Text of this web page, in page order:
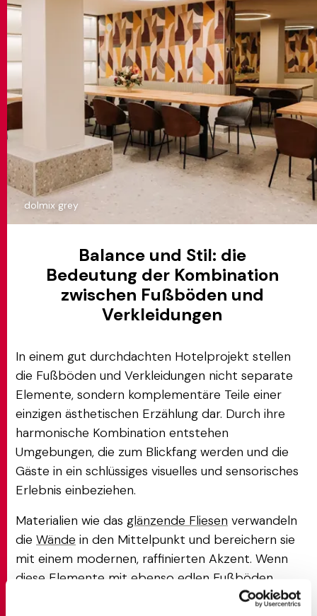
dolmix grey
Balance und Stil: die
Bedeutung der Kombination
zwischen Fußböden und
Verkleidungen
In einem gut durchdachten Hotelprojekt stellen
die Fußböden und Verkleidungen nicht separate
Elemente, sondern komplementäre Teile einer
einzigen ästhetischen Erzählung dar. Durch ihre
harmonische Kombination entstehen
Umgebungen, die zum Blickfang werden und die
Gäste in ein schlüssiges visuelles und sensorisches
Erlebnis einbeziehen.
Materialien wie das glänzende Fliesen verwandeln
die Wände in den Mittelpunkt und bereichern sie
mit einem modernen, raffinierten Akzent. Wenn
diese Elemente mit ebenso edlen Fußböden
kommunizieren, wird das gesamte Ambiente zu